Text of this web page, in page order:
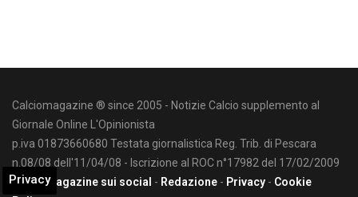
Calciomagazine ® since 2005 - Notizie Calcio supplemento al
Giornale Online L'Opinionista
p.iva 01873660680 Testata giornalistica Reg. Trib. di Pescara
n.08/08 dell'11/04/08 - Iscrizione al ROC n°17982 del 17/02/2009
Calciomagazine sui social - Redazione - Privacy - Cookie
Privacy